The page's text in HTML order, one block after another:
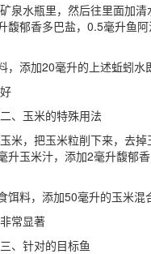
泉水瓶里，然后往里面加
馥郁香多巴盐，0.5毫升鱼
，添加20毫升的上述蚯蚓水
、玉米的特殊用法
米，把玉米粒削下来，去
升玉米汁，添加2毫升馥郁
饵料，添加50毫升的玉米混
常显著
、针对的目标鱼